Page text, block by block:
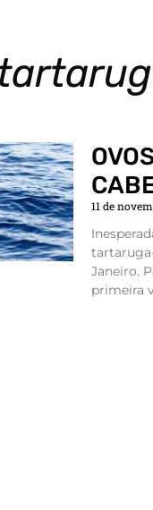
11 de
Janeiro.
primeira